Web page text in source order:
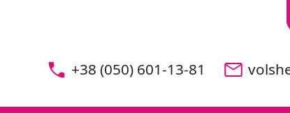
+38 (050) 601-13-81